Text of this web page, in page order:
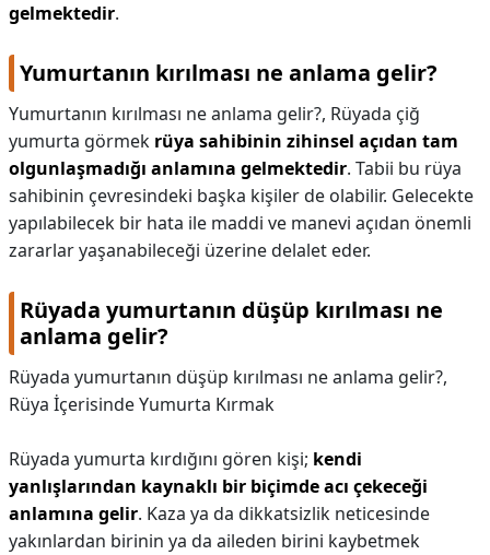
gelmektedir.
Yumurtanın kırılması ne anlama gelir?
Yumurtanın kırılması ne anlama gelir?, Rüyada çiğ
yumurta görmek rüya sahibinin zihinsel açıdan tam
olgunlaşmadığı anlamına gelmektedir. Tabii bu rüya
sahibinin çevresindeki başka kişiler de olabilir. Gelecekte
yapılabilecek bir hata ile maddi ve manevi açıdan önemli
zararlar yaşanabileceği üzerine delalet eder.
Rüyada yumurtanın düşüp kırılması ne
anlama gelir?
Rüyada yumurtanın düşüp kırılması ne anlama gelir?,
Rüya İçerisinde Yumurta Kırmak
Rüyada yumurta kırdığını gören kişi; kendi
yanlışlarından kaynaklı bir biçimde acı çekeceği
anlamına gelir. Kaza ya da dikkatsizlik neticesinde
yakınlardan birinin ya da aileden birini kaybetmek